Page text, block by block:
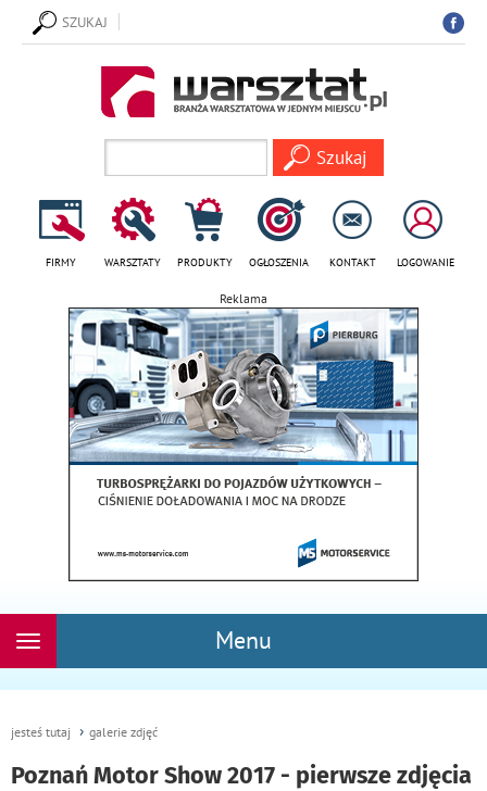
SZUKAJ
FIRMY WARSZTATY PRODUKTY OGŁOSZENIA KONTAKT LOGOWANIE
Reklama
Menu
Rozwiń
jesteś tutaj galerie zdjęć
Poznań Motor Show 2017 - pierwsze zdjęcia